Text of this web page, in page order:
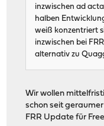
inzwischen ad
halben
weiß konzentriert
inzwischen bei
alternativ zu
Wir wollen
schon seit
FRR Update für